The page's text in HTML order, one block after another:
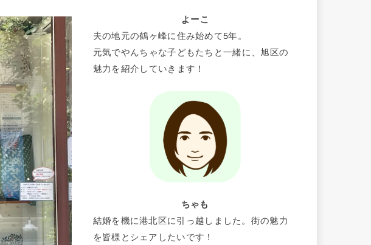
よーこ
夫の地元の鶴ヶ峰に住み始めて5年。
元気でやんちゃな子どもたちと一緒に、旭区の
魅力を紹介していきます！
ちゃも
結婚を機に港北区に引っ越しました。街の魅力
を皆様とシェアしたいです！